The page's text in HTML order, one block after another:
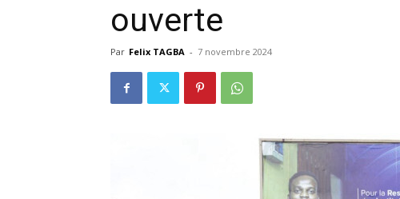
ouverte
Par Felix TAGBA - 7 novembre 2024